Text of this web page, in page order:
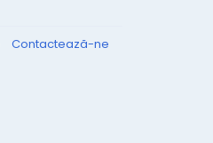
Contactează-ne